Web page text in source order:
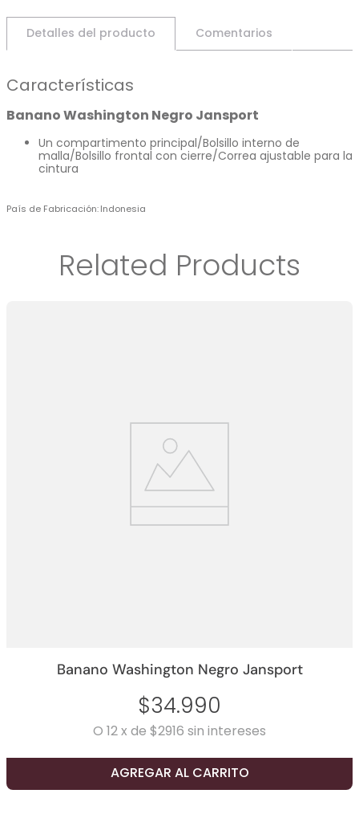
Detalles del producto Comentarios
Características
Banano Washington Negro Jansport
Un compartimento principal/Bolsillo interno de
malla/Bolsillo frontal con cierre/Correa ajustable para la
cintura
País de Fabricación Indonesia
Related Products
Banano Washington Negro Jansport
$34.990
O 12x de $2916 sin intereses
AGREGAR AL CARRITO